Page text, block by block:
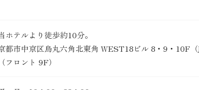
ホテルより徒歩約10分。
都市中京区烏丸六角北東角 WEST18ビル 8・9・10F（
（フロント 9F）